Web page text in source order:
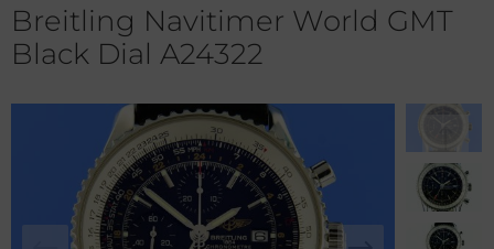
Breitling Navitimer World GMT
Black Dial A24322
& Mercier
Söhnle